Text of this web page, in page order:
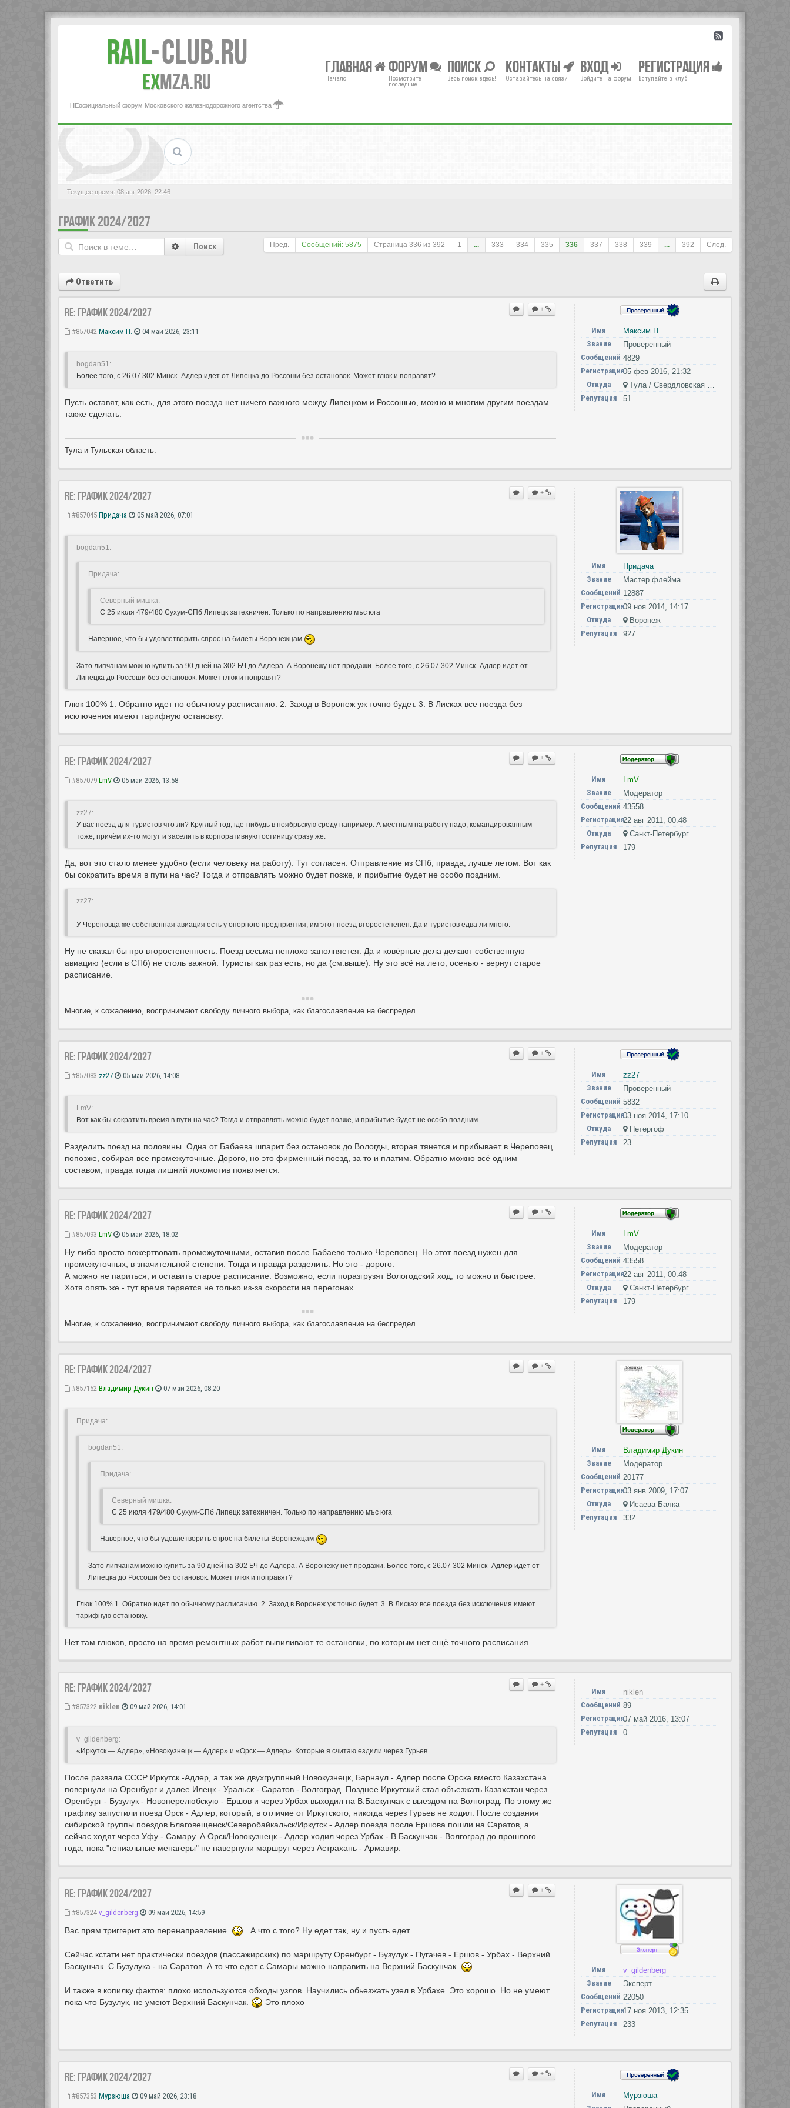
Rail-Club.RU
exMZA.RU
НЕофициальный форум Московского железнодорожного агентства
Главная
Начало
Форум
Посмотрите
последние...
Поиск
Весь поиск здесь!
Контакты
Оставайтесь на связи
Вход
Войдите на форум
Регистрация
Вступайте в клуб
Текущее время: 08 авг 2026, 22:46
ГРАФИК 2024/2027
Пред. Сообщений: 5875 Страница 336 из 392 1 ... 333 334 335 336 337 338 339 ... 392 След.
Поиск
Ответить
+
Re: ГРАФИК 2024/2027
#857042 Максим П. 04 май 2026, 23:11
bogdan51:
Более того, с 26.07 302 Минск -Адлер идет от Липецка до Россоши без остановок. Может глюк и поправят?
Пусть оставят, как есть, для этого поезда нет ничего важного между Липецком и Россошью, можно и многим другим поездам
также сделать.
Тула и Тульская область.
Имя
Максим П.
Звание
Проверенный
Сообщений 4829
Регистрация05 фев 2016, 21:32
Откуда
Тула / Свердловская область
Репутация
51
+
Re: ГРАФИК 2024/2027
#857045 Придача 05 май 2026, 07:01
bogdan51:
Придача:
Северный мишка:
С 25 июля 479/480 Сухум-СПб Липецк затехничен. Только по направлению мъс юга
Наверное, что бы удовлетворить спрос на билеты Воронежцам
Зато липчанам можно купить за 90 дней на 302 БЧ до Адлера. А Воронежу нет продажи. Более того, с 26.07 302 Минск -Адлер идет от
Липецка до Россоши без остановок. Может глюк и поправят?
Глюк 100% 1. Обратно идет по обычному расписанию. 2. Заход в Воронеж уж точно будет. 3. В Лисках все поезда без
исключения имеют тарифную остановку.
Имя
Придача
Звание
Мастер флейма
Сообщений 12887
Регистрация09 ноя 2014, 14:17
Откуда
Воронеж
Репутация
927
+
Re: ГРАФИК 2024/2027
#857079 LmV 05 май 2026, 13:58
zz27:
У вас поезд для туристов что ли? Круглый год, где-нибудь в ноябрьскую среду например. А местным на работу надо, командированным
тоже, причём их-то могут и заселить в корпоративную гостиницу сразу же.
Да, вот это стало менее удобно (если человеку на работу). Тут согласен. Отправление из СПб, правда, лучше летом. Вот как
бы сократить время в пути на час? Тогда и отправлять можно будет позже, и прибытие будет не особо поздним.
zz27:
У Череповца же собственная авиация есть у опорного предприятия, им этот поезд второстепенен. Да и туристов едва ли много.
Ну не сказал бы про второстепенность. Поезд весьма неплохо заполняется. Да и ковёрные дела делают собственную
авиацию (если в СПб) не столь важной. Туристы как раз есть, но да (см.выше). Ну это всё на лето, осенью - вернут старое
расписание.
Многие, к сожалению, воспринимают свободу личного выбора, как благославление на беспредел
Имя
LmV
Звание
Модератор
Сообщений 43558
Регистрация22 авг 2011, 00:48
Откуда
Санкт-Петербург
Репутация
179
+
Re: ГРАФИК 2024/2027
#857083 zz27 05 май 2026, 14:08
LmV:
Вот как бы сократить время в пути на час? Тогда и отправлять можно будет позже, и прибытие будет не особо поздним.
Разделить поезд на половины. Одна от Бабаева шпарит без остановок до Вологды, вторая тянется и прибывает в Череповец
попозже, собирая все промежуточные. Дорого, но это фирменный поезд, за то и платим. Обратно можно всё одним
составом, правда тогда лишний локомотив появляется.
Имя
zz27
Звание
Проверенный
Сообщений 5832
Регистрация03 ноя 2014, 17:10
Откуда
Петергоф
Репутация
23
+
Re: ГРАФИК 2024/2027
#857093 LmV 05 май 2026, 18:02
Ну либо просто пожертвовать промежуточными, оставив после Бабаево только Череповец. Но этот поезд нужен для
промежуточных, в значительной степени. Тогда и правда разделить. Но это - дорого.
А можно не париться, и оставить старое расписание. Возможно, если поразгрузят Вологодский ход, то можно и быстрее.
Хотя опять же - тут время теряется не только из-за скорости на перегонах.
Многие, к сожалению, воспринимают свободу личного выбора, как благославление на беспредел
Имя
LmV
Звание
Модератор
Сообщений 43558
Регистрация22 авг 2011, 00:48
Откуда
Санкт-Петербург
Репутация
179
+
Re: ГРАФИК 2024/2027
#857152 Владимир Дукин 07 май 2026, 08:20
Придача:
bogdan51:
Придача:
Северный мишка:
С 25 июля 479/480 Сухум-СПб Липецк затехничен. Только по направлению мъс юга
Наверное, что бы удовлетворить спрос на билеты Воронежцам
Зато липчанам можно купить за 90 дней на 302 БЧ до Адлера. А Воронежу нет продажи. Более того, с 26.07 302 Минск -Адлер идет от
Липецка до Россоши без остановок. Может глюк и поправят?
Глюк 100% 1. Обратно идет по обычному расписанию. 2. Заход в Воронеж уж точно будет. 3. В Лисках все поезда без исключения имеют
тарифную остановку.
Нет там глюков, просто на время ремонтных работ выпиливают те остановки, по которым нет ещё точного расписания.
Имя
Владимир Дукин
Звание
Модератор
Сообщений 20177
Регистрация03 янв 2009, 17:07
Откуда
Исаева Балка
Репутация
332
+
Re: ГРАФИК 2024/2027
#857322 niklen 09 май 2026, 14:01
v_gildenberg:
«Иркутск — Адлер», «Новокузнецк — Адлер» и «Орск — Адлер». Которые я считаю ездили через Гурьев.
После развала СССР Иркутск -Адлер, а так же двухгруппный Новокузнецк, Барнаул - Адлер после Орска вместо Казахстана
повернули на Оренбург и далее Илецк - Уральск - Саратов - Волгоград. Позднее Иркутский стал объезжать Казахстан через
Оренбург - Бузулук - Новоперелюбскую - Ершов и через Урбах выходил на В.Баскунчак с выездом на Волгоград. По этому же
графику запустили поезд Орск - Адлер, который, в отличие от Иркутского, никогда через Гурьев не ходил. После создания
сибирской группы поездов Благовещенск/Северобайкальск/Иркутск - Адлер поезда после Ершова пошли на Саратов, а
сейчас ходят через Уфу - Самару. А Орск/Новокузнецк - Адлер ходил через Урбах - В.Баскунчак - Волгоград до прошлого
года, пока "гениальные менагеры" не навернули маршрут через Астрахань - Армавир.
Имя
niklen
Сообщений 89
Регистрация07 май 2016, 13:07
Репутация
0
+
Re: ГРАФИК 2024/2027
#857324 v_gildenberg 09 май 2026, 14:59
Вас прям триггерит это перенаправление. . А что с того? Ну едет так, ну и пусть едет.
Сейчас кстати нет практически поездов (пассажирских) по маршруту Оренбург - Бузулук - Пугачев - Ершов - Урбах - Верхний
Баскунчак. С Бузулука - на Саратов. А то что едет с Самары можно направить на Верхний Баскунчак.
И также в копилку фактов: плохо используются обходы узлов. Научились обьезжать узел в Урбахе. Это хорошо. Но не умеют
пока что Бузулук, не умеют Верхний Баскунчак.
Это плохо
Имя
v_gildenberg
Звание
Эксперт
Сообщений 22050
Регистрация17 ноя 2013, 12:35
Репутация
233
+
Re: ГРАФИК 2024/2027
#857353 Мурзюша 09 май 2026, 23:18 Имя
Мурзюша